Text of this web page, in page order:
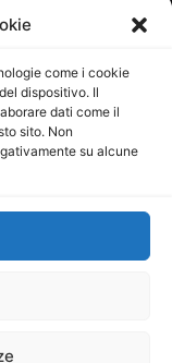
come i cookie
dispositivo. Il
dati come il
sito. Non
su alcune
Scaglione
Calabrese
a r.l. è
al